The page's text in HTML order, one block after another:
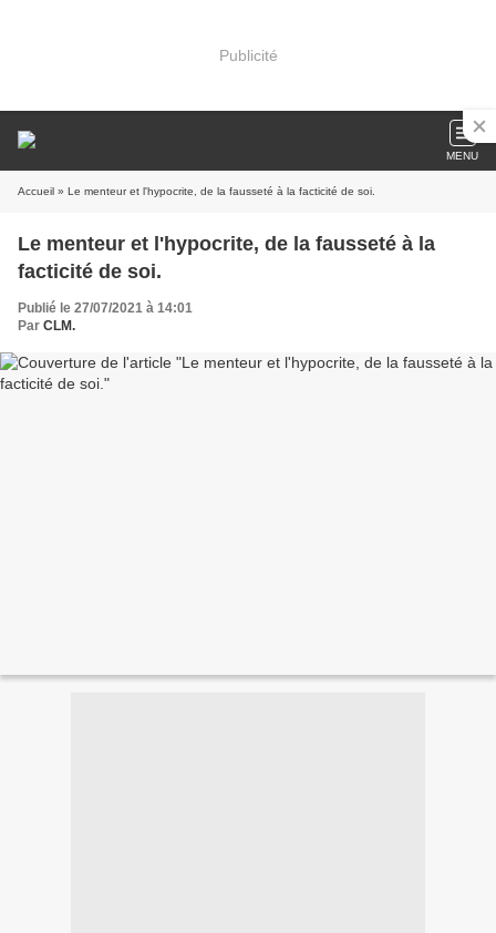
Publicité
MENU
Accueil » Le menteur et l'hypocrite, de la fausseté à la facticité de soi.
Le menteur et l'hypocrite, de la fausseté à la
facticité de soi.
Publié le 27/07/2021 à 14:01
Par CLM.